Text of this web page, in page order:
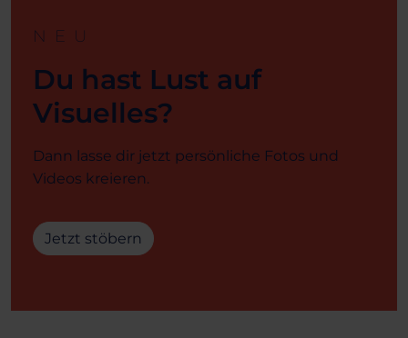
NEU
Du hast Lust auf
Visuelles?
Dann lasse dir jetzt persönliche Fotos und
Videos kreieren.
Jetzt stöbern